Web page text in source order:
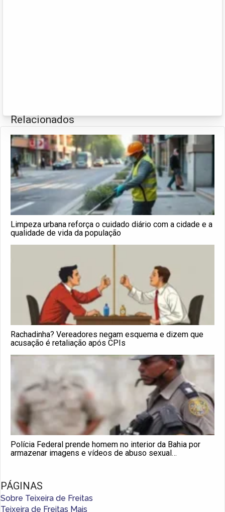
Relacionados
Limpeza urbana reforça o cuidado diário com a cidade e a
qualidade de vida da população
Rachadinha? Vereadores negam esquema e dizem que
acusação é retaliação após CPIs
Polícia Federal prende homem no interior da Bahia por
armazenar imagens e vídeos de abuso sexual
PÁGINAS
Sobre Teixeira de Freitas
Teixeira de Freitas Mais